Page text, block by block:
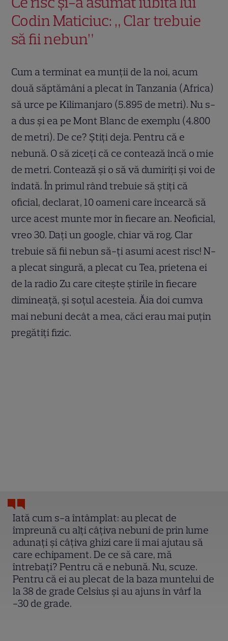
Codin Maticiuc: „ Clar trebuie
să fii nebun”
Cum a terminat ea munții de la noi, acum
două săptămâni a plecat în Tanzania (Africa)
să urce pe Kilimanjaro (5.895 de metri). Nu s-
a dus și ea pe Mont Blanc de exemplu (4.800
de metri). De ce? Știți deja. Pentru că e
nebună. O să ziceți că ce contează încă o mie
de metri. Contează și o să vă dumiriți și voi de
îndată. În primul rând trebuie să știți că
oficial, declarat, 10 oameni care încearcă să
urce acest munte mor în fiecare an. Neoficial,
vreo 30. Dați un google, chiar vă rog. Clar
trebuie să fii nebun să-ți asumi acest risc! N-
a plecat singură, a plecat cu Tea, prietena ei
de la radio Zu care citește știrile în fiecare
dimineață, și soțul acesteia. Ăia doi cumva
mai nebuni decât a mea, căci erau mai puțin
pregătiți fizic.
Iată cum s-a întâmplat: au plecat de
împreună cu alți câțiva nebuni de prin lume
adunați și câțiva ghizi care îi mai ajutau să
care echipament. De ce să care, mă
întrebați? Pentru că e nebună. Nu, scuze.
Pentru că ei au plecat de la baza muntelui de
la 38 de grade Celsius și au ajuns în vârf la
-30 de grade.